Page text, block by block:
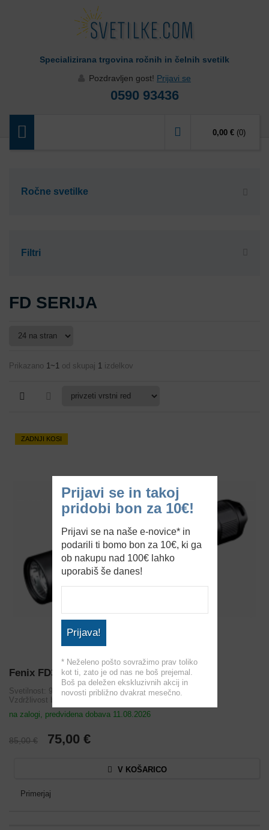
Specializirana trgovina ročnih in čelnih svetilk
Pozdravljen gost! Prijavi se
0590 93436
0,00 €(0)
Ročne svetilke
Filtri
FD SERIJA
Prikazano 1~1 od skupaj 1 izdelkov
ZADNJI KOSI
Fenix FD30 Fokus
Svetilnost: 900 lm
Vzdržlivost baterije: 170 ur
na zalogi, predvidena dobava 11.08.2026
85,00 € 75,00 €
V KOŠARICO
Primerjaj
Prijavi se in takoj
pridobi bon za 10€!
Prijavi se na naše e-novice* in
podarili ti bomo bon za 10€, ki ga
ob nakupu nad 100€ lahko
uporabiš še danes!
Prijava!
* Neželeno pošto sovražimo prav toliko
kot ti, zato je od nas ne boš prejemal.
Boš pa deležen ekskluzivnih akcij in
novosti približno dvakrat mesečno.